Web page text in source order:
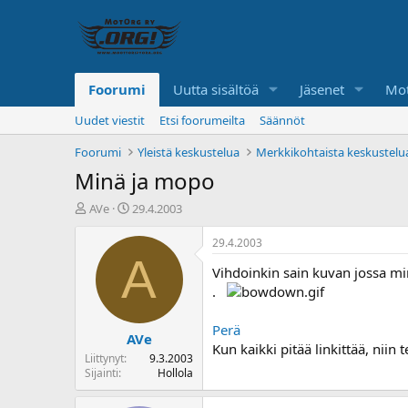
Foorumi Uutta sisältöä Jäsenet
Uudet viestit Etsi foorumeilta
Säännöt
Foorumi
Yleistä keskustelua Merkkikohtaista
Minä ja mopo
K
u
n
a
AVe
A
o
t
u
p
ä
ä
29.4.2003
A
AVe
Liittynyt
9.3.2003
Sijainti
Hollola
29.4.2003
Vihdoinkin sain kuvan jossa
.
Perä
Kun kaikki pitää linkittää, niin